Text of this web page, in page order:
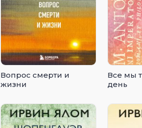
Вопрос смерти и
жизни
Все мы
день